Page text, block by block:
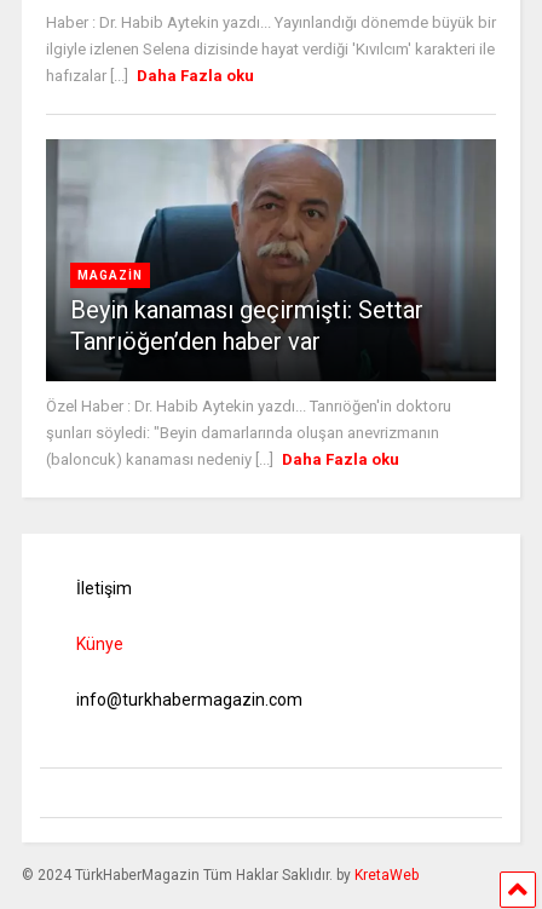
Haber : Dr. Habib Aytekin yazdı... Yayınlandığı dönemde büyük bir
ilgiyle izlenen Selena dizisinde hayat verdiği 'Kıvılcım' karakteri ile
hafızalar [...]
Daha Fazla oku
MAGAZİN
Beyin kanaması geçirmişti: Settar
Tanrıöğen’den haber var
Özel Haber : Dr. Habib Aytekin yazdı... Tanrıöğen'in doktoru
şunları söyledi: "Beyin damarlarında oluşan anevrizmanın
(baloncuk) kanaması nedeniy [...]
Daha Fazla oku
İletişim
Künye
info@turkhabermagazin.com
© 2024 TürkHaberMagazin Tüm Haklar Saklıdır. by KretaWeb